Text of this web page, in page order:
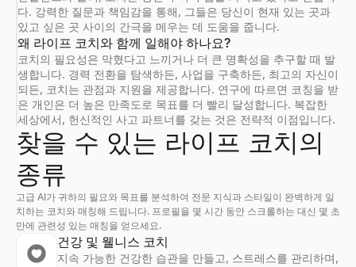
다. 강력한 질문과 책임감을 통해, 그들은 당신이 현재 있는 곳과
있고 싶은 곳 사이의 간극을 메우는 데 도움을 줍니다.
왜 라이프 코치와 함께 일해야 하나요?
코치의 필요성은 막혔다고 느끼거나 더 큰 명확성을 추구할 때 발
생합니다. 경력 전환을 탐색하든, 사업을 구축하든, 최고의 자신이
되든, 코치는 관점과 지원을 제공합니다. 연구에 따르면 코칭을 받
은 개인은 더 높은 만족도로 목표를 더 빨리 달성합니다. 복잡한
세상에서, 헌신적인 사고 파트너를 갖는 것은 전략적 이점입니다.
찾을 수 있는 라이프 코치의
종류
고급 AI가 귀하의 필요와 목표를 분석하여 전문 지식과 스타일이 완벽하게 일
치하는 코치와 매칭해 드립니다. 프로필을 몇 시간 동안 스크롤하는 대신 몇 초
만에 관련성 있는 매칭을 얻으세요.
건강 및 웰니스 코치
지속 가능한 건강한 습관을 만들고, 스트레스를 관리하며,